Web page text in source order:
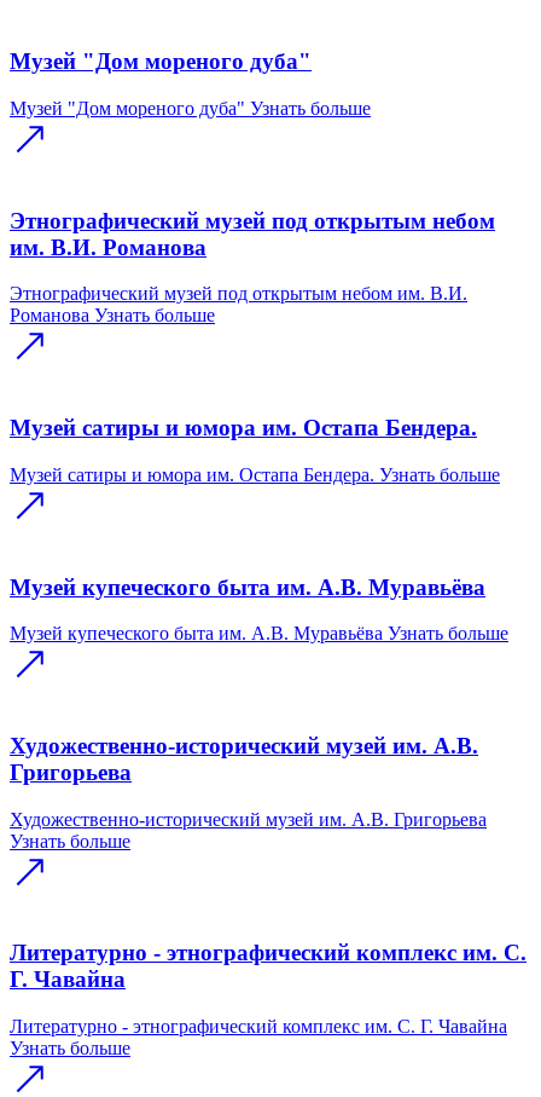
Музей "Дом мореного дуба"
Музей "Дом мореного дуба" Узнать больше
Этнографический музей под открытым небом
им. В.И. Романова
Этнографический музей под открытым небом им. В.И.
Романова Узнать больше
Музей сатиры и юмора им. Остапа Бендера.
Музей сатиры и юмора им. Остапа Бендера. Узнать больше
Музей купеческого быта им. А.В. Муравьёва
Музей купеческого быта им. А.В. Муравьёва Узнать больше
Художественно-исторический музей им. А.В.
Григорьева
Художественно-исторический музей им. А.В. Григорьева
Узнать больше
Литературно - этнографический комплекс им. С.
Г. Чавайна
Литературно - этнографический комплекс им. С. Г. Чавайна
Узнать больше